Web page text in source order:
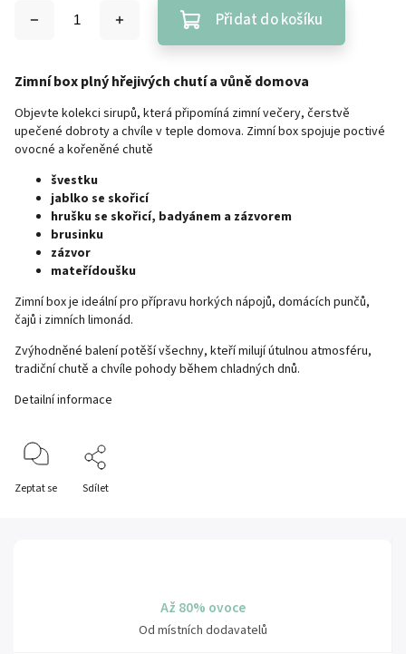
Přidat do košíku
Zimní box plný hřejivých chutí a vůně domova
Objevte kolekci sirupů, která připomíná zimní večery, čerstvě
upečené dobroty a chvíle v teple domova. Zimní box spojuje poctivé
ovocné a kořeněné chutě
švestku
jablko se skořicí
hrušku se skořicí, badyánem a zázvorem
brusinku
zázvor
mateřídoušku
Zimní box je ideální pro přípravu horkých nápojů, domácích punčů,
čajů i zimních limonád.
Zvýhodněné balení potěší všechny, kteří milují útulnou atmosféru,
tradiční chutě a chvíle pohody během chladných dnů.
Detailní informace
Zeptat se Sdílet
Až 80% ovoce
Od místních dodavatelů